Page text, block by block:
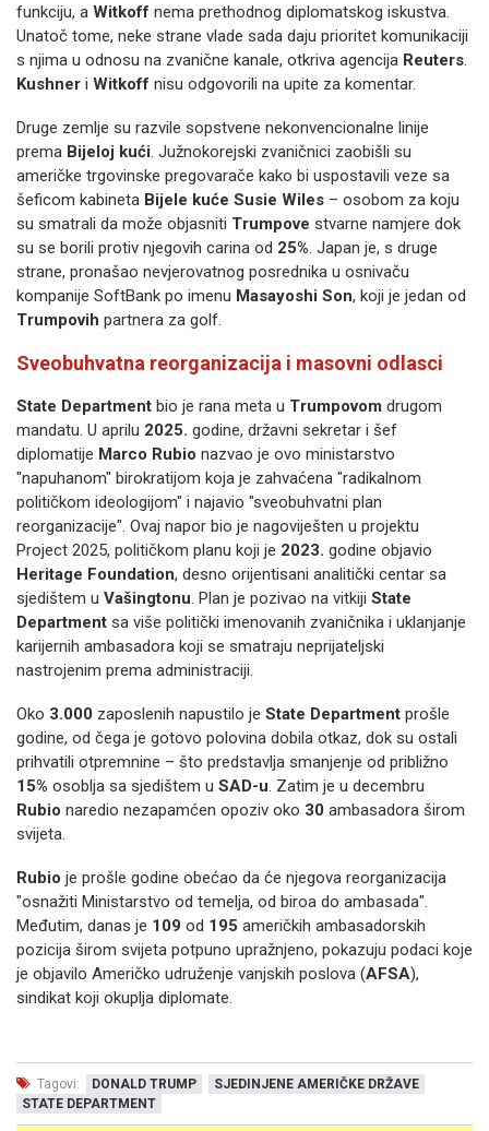
funkciju, a Witkoff nema prethodnog diplomatskog iskustva.
Unatoč tome, neke strane vlade sada daju prioritet komunikaciji
s njima u odnosu na zvanične kanale, otkriva agencija Reuters.
Kushner i Witkoff nisu odgovorili na upite za komentar.
Druge zemlje su razvile sopstvene nekonvencionalne linije
prema Bijeloj kući. Južnokorejski zvaničnici zaobišli su
američke trgovinske pregovarače kako bi uspostavili veze sa
šeficom kabineta Bijele kuće Susie Wiles – osobom za koju
su smatrali da može objasniti Trumpove stvarne namjere dok
su se borili protiv njegovih carina od 25%. Japan je, s druge
strane, pronašao nevjerovatnog posrednika u osnivaču
kompanije SoftBank po imenu Masayoshi Son, koji je jedan od
Trumpovih partnera za golf.
Sveobuhvatna reorganizacija i masovni odlasci
State Department bio je rana meta u Trumpovom drugom
mandatu. U aprilu 2025. godine, državni sekretar i šef
diplomatije Marco Rubio nazvao je ovo ministarstvo
"napuhanom" birokratijom koja je zahvaćena "radikalnom
političkom ideologijom" i najavio "sveobuhvatni plan
reorganizacije". Ovaj napor bio je nagoviješten u projektu
Project 2025, političkom planu koji je 2023. godine objavio
Heritage Foundation, desno orijentisani analitički centar sa
sjedištem u Vašingtonu. Plan je pozivao na vitkiji State
Department sa više politički imenovanih zvaničnika i uklanjanje
karijernih ambasadora koji se smatraju neprijateljski
nastrojenim prema administraciji.
Oko 3.000 zaposlenih napustilo je State Department prošle
godine, od čega je gotovo polovina dobila otkaz, dok su ostali
prihvatili otpremnine – što predstavlja smanjenje od približno
15% osoblja sa sjedištem u SAD-u. Zatim je u decembru
Rubio naredio nezapamćen opoziv oko 30 ambasadora širom
svijeta.
Rubio je prošle godine obećao da će njegova reorganizacija
"osnažiti Ministarstvo od temelja, od biroa do ambasada".
Međutim, danas je 109 od 195 američkih ambasadorskih
pozicija širom svijeta potpuno upražnjeno, pokazuju podaci koje
je objavilo Američko udruženje vanjskih poslova (AFSA),
sindikat koji okuplja diplomate.
Tagovi: DONALD TRUMP
SJEDINJENE AMERIČKE DRŽAVE
STATE DEPARTMENT